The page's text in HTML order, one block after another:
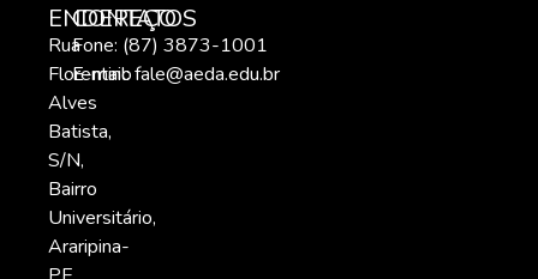
ENDEREÇO
Rua
Florentino
Alves
Batista,
S/N,
Bairro
Universitário,
Araripina-
CONTATOS
Fone: (87) 3873-1001
E-mail:fale@aeda.edu.br